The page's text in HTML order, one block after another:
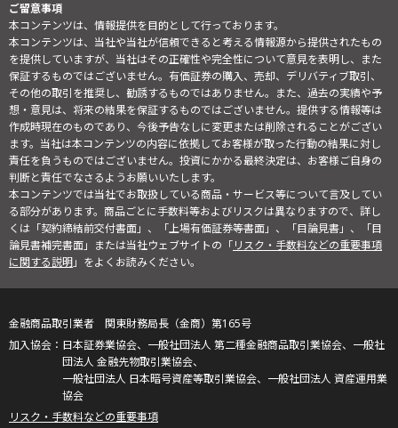
ご留意事項
本コンテンツは、情報提供を目的として行っております。
本コンテンツは、当社や当社が信頼できると考える情報源から提供されたもの
を提供していますが、当社はその正確性や完全性について意見を表明し、また
保証するものではございません。有価証券の購入、売却、デリバティブ取引、
その他の取引を推奨し、勧誘するものではありません。また、過去の実績や予
想・意見は、将来の結果を保証するものではございません。提供する情報等は
作成時現在のものであり、今後予告なしに変更または削除されることがござい
ます。当社は本コンテンツの内容に依拠してお客様が取った行動の結果に対し
責任を負うものではございません。投資にかかる最終決定は、お客様ご自身の
判断と責任でなさるようお願いいたします。
本コンテンツでは当社でお取扱している商品・サービス等について言及してい
る部分があります。商品ごとに手数料等およびリスクは異なりますので、詳し
くは「契約締結前交付書面」、「上場有価証券等書面」、「目論見書」、「目
論見書補完書面」または当社ウェブサイトの「リスク・手数料などの重要事項
に関する説明」をよくお読みください。
金融商品取引業者 関東財務局長（金商）第165号
日本証券業協会、一般社団法人 第二種金融商品取引業協会、一般社
団法人 金融先物取引業協会、
一般社団法人 日本暗号資産等取引業協会、一般社団法人 資産運用業
協会
リスク・手数料などの重要事項